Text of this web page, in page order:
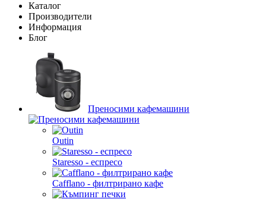
Каталог
Производители
Информация
Блог
Преносими кафемашини
Outin
Staresso - еспресо
Cafflano - филтрирано кафе